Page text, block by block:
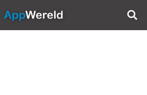
AppWereld